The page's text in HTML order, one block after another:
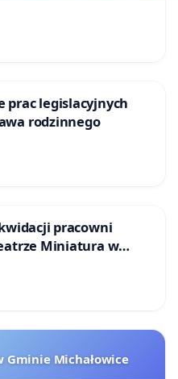
prac legislacyjnych
rodzinnego
pracowni
Miniatura w
Michałowice